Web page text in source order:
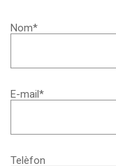
Nom*
E-mail*
Telèfon